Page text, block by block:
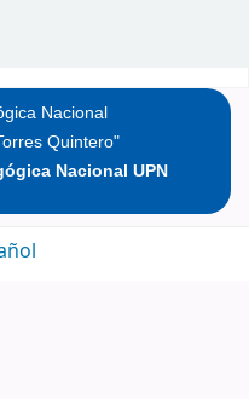
Nacional
Quintero"
Nacional UPN